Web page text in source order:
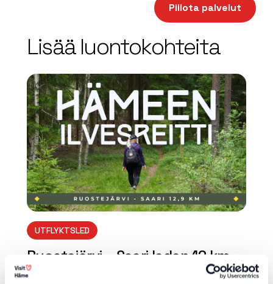
Piilota palvelut
Lisää luontokohteita
array(0) { }
UTFLYKTSLED
Ruostejärvi – Saari leden 12 km
(Häme Lodjur rutt)